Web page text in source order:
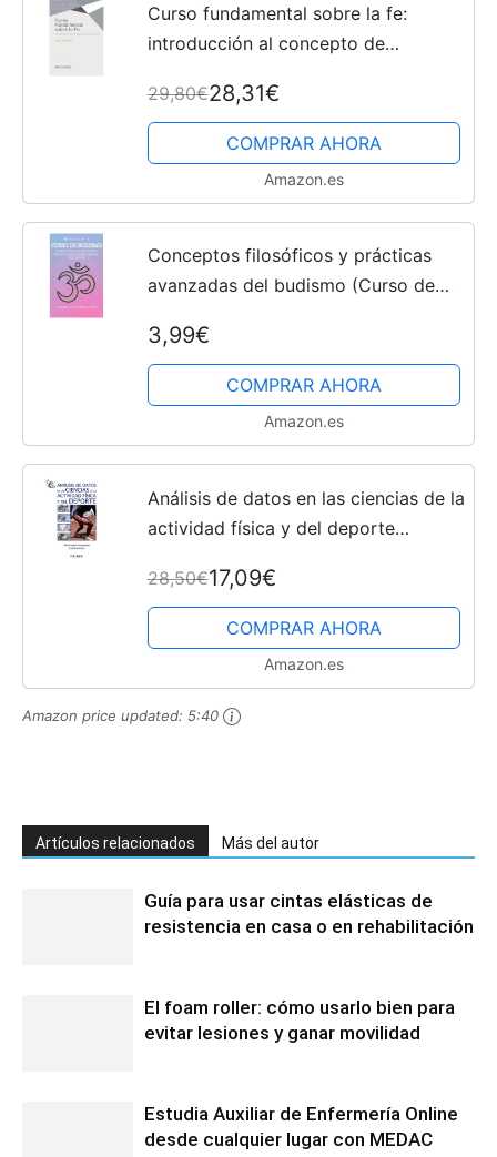
Curso fundamental sobre la fe:
introducción al concepto de
29,80€28,31€
COMPRAR AHORA
Amazon.es
Conceptos filosóficos y prácticas
avanzadas del budismo (Curso de
3,99€
COMPRAR AHORA
Amazon.es
Análisis de datos en las ciencias de la
actividad física y del deporte
28,50€17,09€
COMPRAR AHORA
Amazon.es
Amazon price updated: 5:40
Artículos relacionados Más del autor
Guía para usar cintas elásticas de
resistencia en casa o en rehabilitación
El foam roller: cómo usarlo bien para
evitar lesiones y ganar movilidad
Estudia Auxiliar de Enfermería Online
desde cualquier lugar con MEDAC